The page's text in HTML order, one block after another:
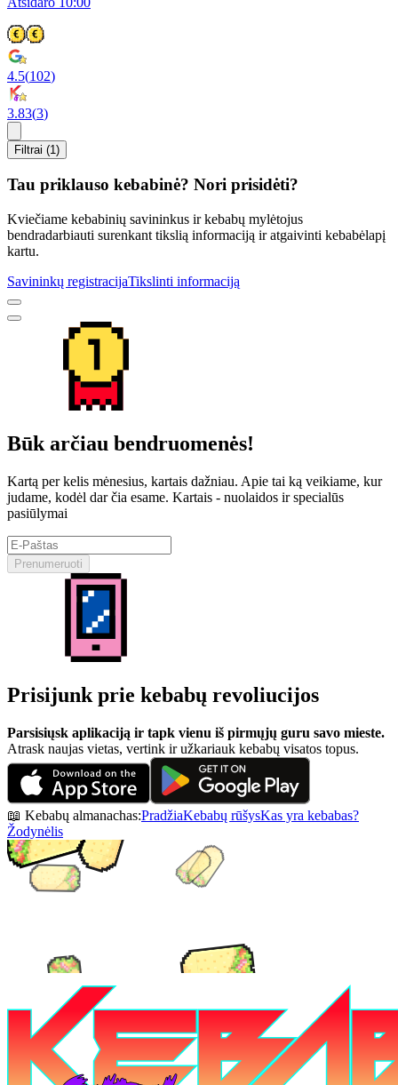
4.5(102)
3.83(3)
Filtrai (1)
Tau priklauso kebabinė? Nori prisidėti?
Kviečiame kebabinių savininkus ir kebabų mylėtojus
bendradarbiauti surenkant tikslią informaciją ir atgaivinti kebabėlapį
kartu.
Savininkų registracijaTikslinti informaciją
Būk arčiau bendruomenės!
Kartą per kelis mėnesius, kartais dažniau. Apie tai ką veikiame, kur
judame, kodėl dar čia esame. Kartais - nuolaidos ir specialūs
pasiūlymai
Prenumeruoti
Prisijunk prie kebabų revoliucijos
Parsisiųsk aplikaciją ir tapk vienu iš pirmųjų guru savo mieste.
Atrask naujas vietas, vertink ir užkariauk kebabų visatos topus.
📖 Kebabų almanachas:PradžiaKebabų rūšysKas yra kebabas?
Žodynėlis